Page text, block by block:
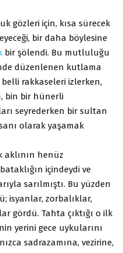
gözleri için, kısa sürecek
bir daha böylesine
bir şölendi. Bu mutluluğu
düzenlenen kutlama
rakkaseleri izlerken,
bin bir hünerli
seyrederken bir sultan
olarak yaşamak
henüz
içindeydi ve
sarılmıştı. Bu yüzden
isyanlar, zorbalıklar,
gördü. Tahta çıktığı o ilk
yerini gece uykularını
sadrazamına, vezirine,